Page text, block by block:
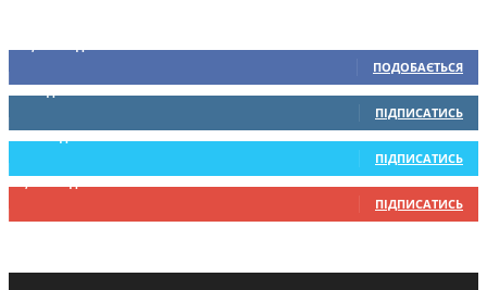
ПОДОБАЄТЬСЯ
0 Підписників
ПІДПИСАТИСЬ
234 Підписників
ПІДПИСАТИСЬ
9,370 Підписників
ПІДПИСАТИСЬ